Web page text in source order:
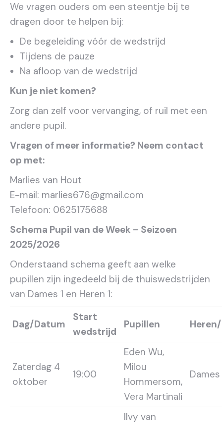
We vragen ouders om een steentje bij te
dragen door te helpen bij:
De begeleiding vóór de wedstrijd
Tijdens de pauze
Na afloop van de wedstrijd
Kun je niet komen?
Zorg dan zelf voor vervanging, of ruil met een
andere pupil.
Vragen of meer informatie? Neem contact
op met:
Marlies van Hout
E-mail: marlies676@gmail.com
Telefoon: 0625175688
Schema Pupil van de Week – Seizoen
2025/2026
Onderstaand schema geeft aan welke
pupillen zijn ingedeeld bij de thuiswedstrijden
van Dames 1 en Heren 1:
Dag/Datum
Start
wedstrijd
Pupillen
Zaterdag 4
oktober
19:00
Eden Wu,
Milou
Hommersom,
Vera Martinali
Dames
Ilvy van